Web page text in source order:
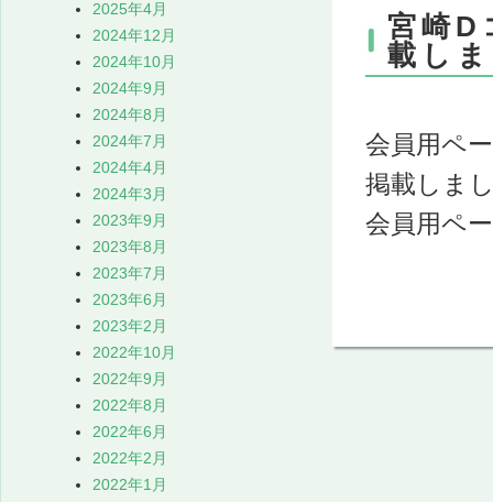
宮崎D
載し
会員用ペ
掲載しま
会員用ペ
2025年4月
2024年12月
2024年10月
2024年9月
2024年8月
2024年7月
2024年4月
2024年3月
2023年9月
2023年8月
2023年7月
2023年6月
2023年2月
2022年10月
2022年9月
2022年8月
2022年6月
2022年2月
2022年1月